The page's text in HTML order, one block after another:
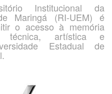
Institucional da
Maringá (RI-UEM) é
o acesso à memória
técnica, artística e
Estadual de